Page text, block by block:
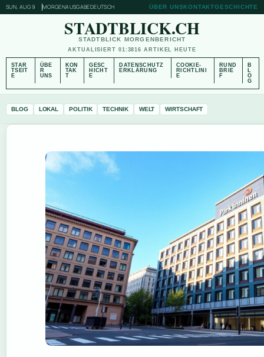
SUN, AUG 9 MORGENAUSGABEDEUTSCH ÜBER UNSKONTAKTGESCHICHTE
STADTBLICK.CH
STADTBLICK MORGENBERICHT
AKTUALISIERT 01:3816 ARTIKEL HEUTE
STAR
TSEIT
E
ÜBE
R
UNS
KON
TAK
T
GESC
HICHT
E
DATENSCHUTZ
ERKLÄRUNG
COOKIE-
RICHTLINI
E
RUND
BRIE
F
B
L
O
G
BLOG LOKAL POLITIK TECHNIK WELT WIRTSCHAFT